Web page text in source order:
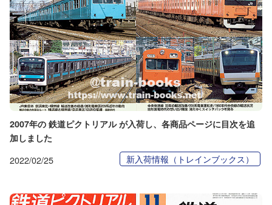
2007年の 鉄道ピクトリアル が入荷し、各商品ページに目次を追
加しました
2022/02/25 新入荷情報（トレインブックス）